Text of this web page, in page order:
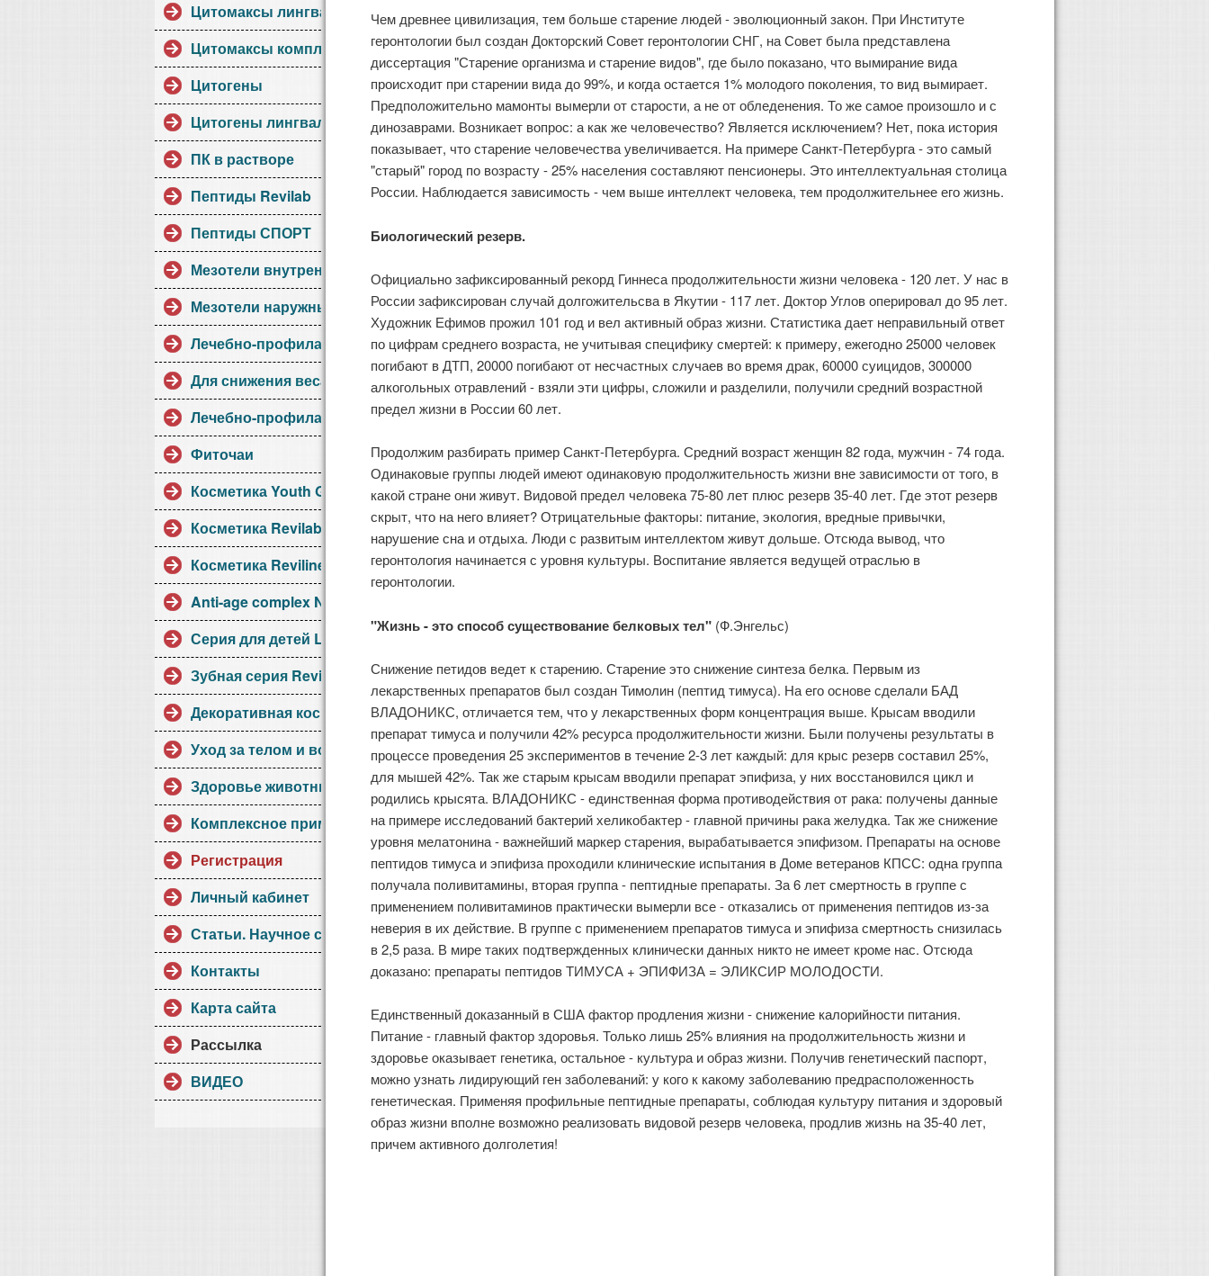
Цитомаксы лингвалы
Цитомаксы комплексы
Цитогены
Цитогены лингвалы
ПК в растворе
Пептиды Revilab
Пептиды СПОРТ
Мезотели внутренние
Мезотели наружные
Лечебно-профилактические
Для снижения веса
Лечебно-профилактические1
Фиточаи
Косметика Youth Gems
Косметика Revilab
Косметика Reviline
Anti-age complex NB
Серия для детей Little Collection
Зубная серия Revidont
Декоративная косметика.
Уход за телом и волосами
Здоровье животных
Комплексное применение
Регистрация
Личный кабинет
Статьи. Научное сотрудничество
Контакты
Карта сайта
Рассылка
ВИДЕО
Чем древнее цивилизация, тем больше старение людей - эволюционный закон. При Институте
геронтологии был создан Докторский Совет геронтологии СНГ, на Совет была представлена
диссертация "Старение организма и старение видов", где было показано, что вымирание вида
происходит при старении вида до 99%, и когда остается 1% молодого поколения, то вид вымирает.
Предположительно мамонты вымерли от старости, а не от обледенения. То же самое произошло и с
динозаврами. Возникает вопрос: а как же человечество? Является исключением? Нет, пока история
показывает, что старение человечества увеличивается. На примере Санкт-Петербурга - это самый
"старый" город по возрасту - 25% населения составляют пенсионеры. Это интеллектуальная столица
России. Наблюдается зависимость - чем выше интеллект человека, тем продолжительнее его жизнь.
Биологический резерв.
Официально зафиксированный рекорд Гиннеса продолжительности жизни человека - 120 лет. У нас в
России зафиксирован случай долгожительсва в Якутии - 117 лет. Доктор Углов оперировал до 95 лет.
Художник Ефимов прожил 101 год и вел активный образ жизни. Статистика дает неправильный ответ
по цифрам среднего возраста, не учитывая специфику смертей: к примеру, ежегодно 25000 человек
погибают в ДТП, 20000 погибают от несчастных случаев во время драк, 60000 суицидов, 300000
алкогольных отравлений - взяли эти цифры, сложили и разделили, получили средний возрастной
предел жизни в России 60 лет.
Продолжим разбирать пример Санкт-Петербурга. Средний возраст женщин 82 года, мужчин - 74 года.
Одинаковые группы людей имеют одинаковую продолжительность жизни вне зависимости от того, в
какой стране они живут. Видовой предел человека 75-80 лет плюс резерв 35-40 лет. Где этот резерв
скрыт, что на него влияет? Отрицательные факторы: питание, экология, вредные привычки,
нарушение сна и отдыха. Люди с развитым интеллектом живут дольше. Отсюда вывод, что
геронтология начинается с уровня культуры. Воспитание является ведущей отраслью в
геронтологии.
"Жизнь - это способ существование белковых тел" (Ф.Энгельс)
Снижение петидов ведет к старению. Старение это снижение синтеза белка. Первым из
лекарственных препаратов был создан Тимолин (пептид тимуса). На его основе сделали БАД
ВЛАДОНИКС, отличается тем, что у лекарственных форм концентрация выше. Крысам вводили
препарат тимуса и получили 42% ресурса продолжительности жизни. Были получены результаты в
процессе проведения 25 экспериментов в течение 2-3 лет каждый: для крыс резерв составил 25%,
для мышей 42%. Так же старым крысам вводили препарат эпифиза, у них восстановился цикл и
родились крысята. ВЛАДОНИКС - единственная форма противодействия от рака: получены данные
на примере исследований бактерий хеликобактер - главной причины рака желудка. Так же снижение
уровня мелатонина - важнейший маркер старения, вырабатывается эпифизом. Препараты на основе
пептидов тимуса и эпифиза проходили клинические испытания в Доме ветеранов КПСС: одна группа
получала поливитамины, вторая группа - пептидные препараты. За 6 лет смертность в группе с
применением поливитаминов практически вымерли все - отказались от применения пептидов из-за
неверия в их действие. В группе с применением препаратов тимуса и эпифиза смертность снизилась
в 2,5 раза. В мире таких подтвержденных клинически данных никто не имеет кроме нас. Отсюда
доказано: препараты пептидов ТИМУСА + ЭПИФИЗА = ЭЛИКСИР МОЛОДОСТИ.
Единственный доказанный в США фактор продления жизни - снижение калорийности питания.
Питание - главный фактор здоровья. Только лишь 25% влияния на продолжительность жизни и
здоровье оказывает генетика, остальное - культура и образ жизни. Получив генетический паспорт,
можно узнать лидирующий ген заболеваний: у кого к какому заболеванию предрасположенность
генетическая. Применяя профильные пептидные препараты, соблюдая культуру питания и здоровый
образ жизни вполне возможно реализовать видовой резерв человека, продлив жизнь на 35-40 лет,
причем активного долголетия!